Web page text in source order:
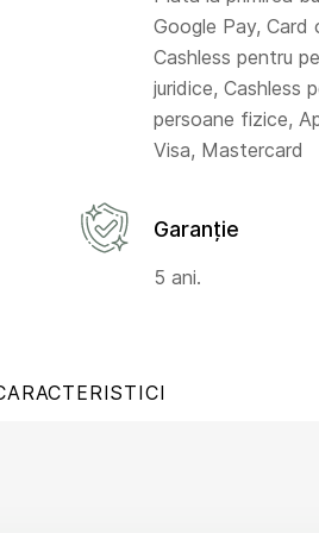
Google Pay, Card
Cashless pentru
juridice, Cashless
persoane fizice,
Visa, Mastercard
Garanție
5 ani.